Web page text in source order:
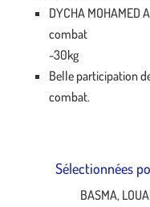
DYCHA MOHAMED
combat
-30kg
Belle participation
combat.
Sélectionnées
BASMA,